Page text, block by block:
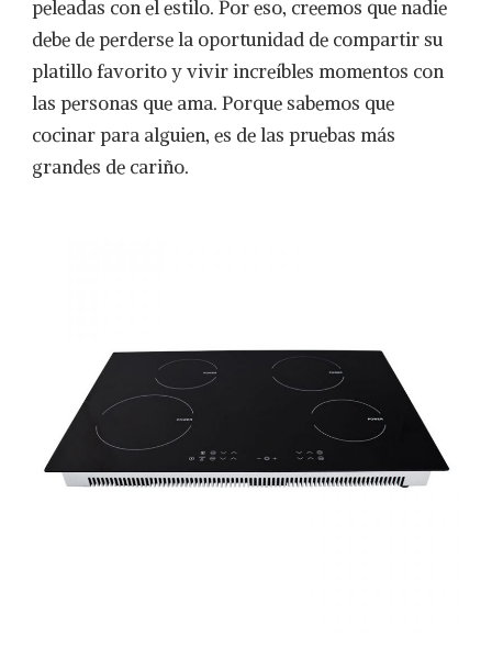
peleadas con el estilo. Por eso, creemos que nadie
debe de perderse la oportunidad de compartir su
platillo favorito y vivir increíbles momentos con
las personas que ama. Porque sabemos que
cocinar para alguien, es de las pruebas más
grandes de cariño.